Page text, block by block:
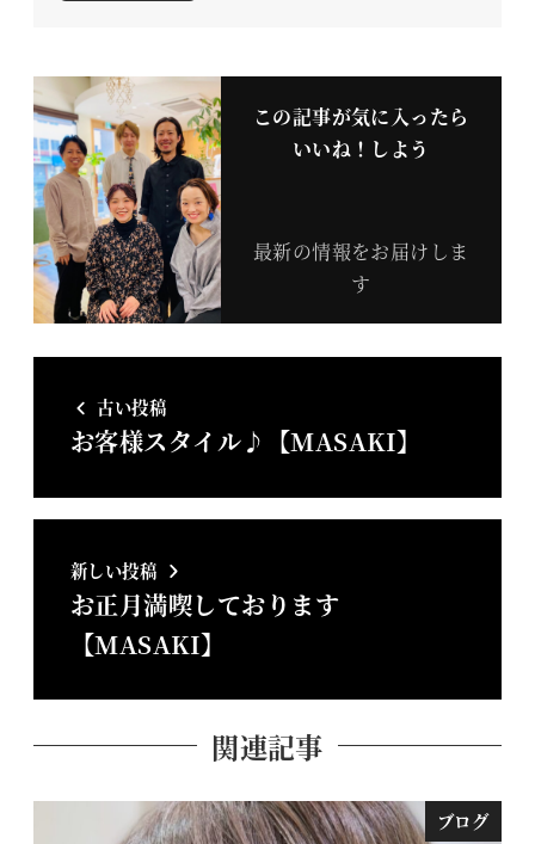
この記事が気に入ったら
いいね！しよう
最新の情報をお届けしま
す
古い投稿
お客様スタイル♪【MASAKI】
新しい投稿
お正月満喫しております
【MASAKI】
関連記事
ブログ